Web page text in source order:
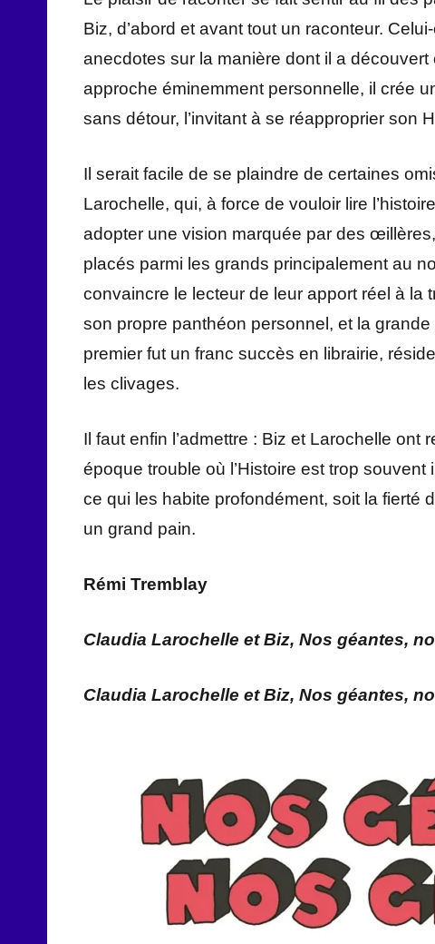
Biz, d’abord et avant tout un raconteur.
anecdotes sur la manière dont il a
approche éminemment personnelle, il crée
sans détour, l’invitant à se réapproprier son
Il serait facile de se plaindre de certaines
Larochelle, qui, à force de vouloir lire
adopter une vision marquée par des
placés parmi les grands principalement au
convaincre le lecteur de leur apport réel à
son propre panthéon personnel, et la
premier fut un franc succès en librairie,
les clivages.
Il faut enfin l’admettre : Biz et Larochelle
époque trouble où l’Histoire est trop
ce qui les habite profondément, soit la fierté
un grand pain.
Rémi Tremblay
Claudia Larochelle et Biz, Nos géantes,
Claudia Larochelle et Biz, Nos géantes,